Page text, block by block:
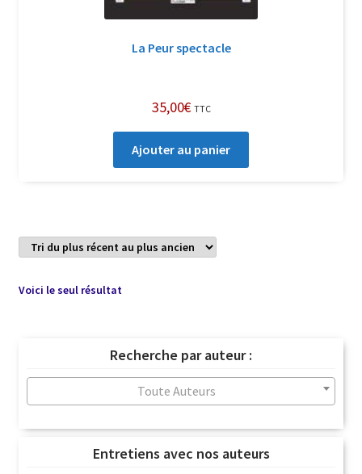
La Peur spectacle
35,00€ TTC
Ajouter au panier
Voici le seul résultat
Recherche par auteur :
Toute Auteurs
Entretiens avec nos auteurs